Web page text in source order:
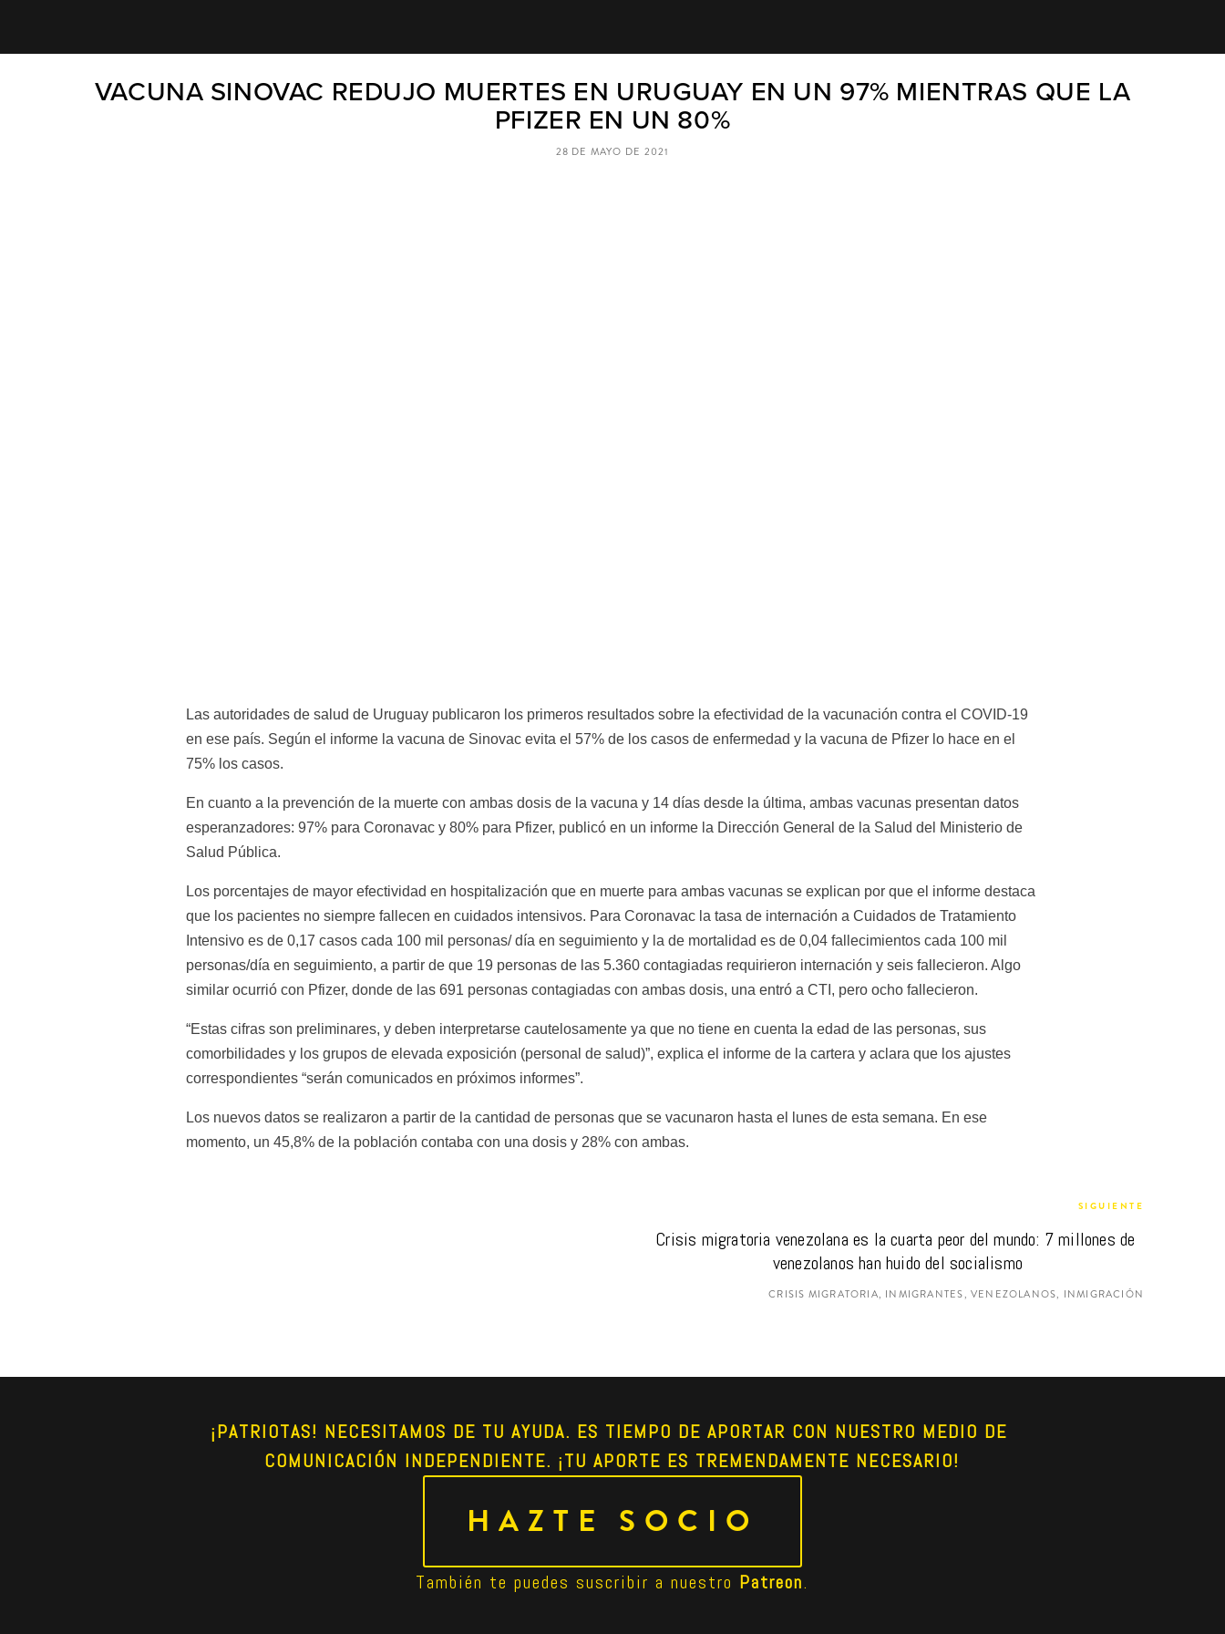
VACUNA SINOVAC REDUJO MUERTES EN URUGUAY EN UN 97% MIENTRAS QUE LA
PFIZER EN UN 80%
Las autoridades de salud de Uruguay publicaron los primeros resultados sobre la efectividad de la vacunación contra el COVID-19
en ese país. Según el informe la vacuna de Sinovac evita el 57% de los casos de enfermedad y la vacuna de Pfizer lo hace en el
75% los casos.
En cuanto a la prevención de la muerte con ambas dosis de la vacuna y 14 días desde la última, ambas vacunas presentan datos
esperanzadores: 97% para Coronavac y 80% para Pfizer, publicó en un informe la Dirección General de la Salud del Ministerio de
Salud Pública.
Los porcentajes de mayor efectividad en hospitalización que en muerte para ambas vacunas se explican por que el informe destaca
que los pacientes no siempre fallecen en cuidados intensivos. Para Coronavac la tasa de internación a Cuidados de Tratamiento
Intensivo es de 0,17 casos cada 100 mil personas/ día en seguimiento y la de mortalidad es de 0,04 fallecimientos cada 100 mil
personas/día en seguimiento, a partir de que 19 personas de las 5.360 contagiadas requirieron internación y seis fallecieron. Algo
similar ocurrió con Pfizer, donde de las 691 personas contagiadas con ambas dosis, una entró a CTI, pero ocho fallecieron.
“Estas cifras son preliminares, y deben interpretarse cautelosamente ya que no tiene en cuenta la edad de las personas, sus
comorbilidades y los grupos de elevada exposición (personal de salud)”, explica el informe de la cartera y aclara que los ajustes
correspondientes “serán comunicados en próximos informes”.
Los nuevos datos se realizaron a partir de la cantidad de personas que se vacunaron hasta el lunes de esta semana. En ese
momento, un 45,8% de la población contaba con una dosis y 28% con ambas.
28 DE MAYO DE 2021
SIGUIENTE
Crisis migratoria venezolana es la cuarta peor del mundo: 7 millones de
venezolanos han huido del socialismo
CRISIS MIGRATORIA, INMIGRANTES, VENEZOLANOS, INMIGRACIÓN
¡PATRIOTAS! NECESITAMOS DE TU AYUDA. ES TIEMPO DE APORTAR CON NUESTRO MEDIO DE
COMUNICACIÓN INDEPENDIENTE. ¡TU APORTE ES TREMENDAMENTE NECESARIO!
HAZTE SOCIO
También te puedes suscribir a nuestro Patreon.